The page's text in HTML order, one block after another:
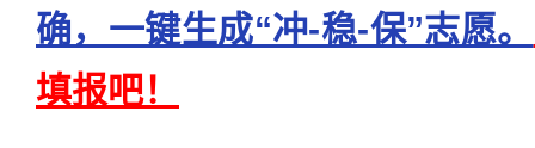
确，一键生成“冲-稳-保”志愿。
填报吧！